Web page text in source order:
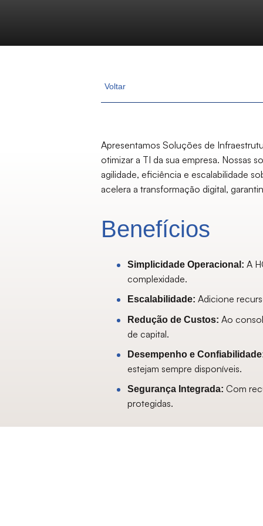
Voltar
Apresentamos Soluções de
otimizar a TI da sua empresa. Nossas
agilidade, eficiência e escalabilidade
acelera a transformação digital,
Benefícios
Simplicidade Operacional: A
complexidade.
Escalabilidade: Adicione
Redução de Custos: Ao
de capital.
Desempenho e
estejam sempre disponíveis.
Segurança Integrada: Com
protegidas.